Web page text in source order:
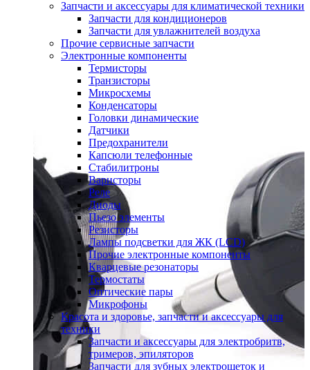
Запчасти и аксессуары для климатической техники
Запчасти для кондиционеров
Запчасти для увлажнителей воздуха
Прочие сервисные запчасти
Электронные компоненты
Термисторы
Транзисторы
Микросхемы
Конденсаторы
Головки динамические
Датчики
Предохранители
Капсюли телефонные
Стабилитроны
Варисторы
Реле
Диоды
Пьезо элементы
Резисторы
Лампы подсветки для ЖК (LCD)
Прочие электронные компоненты
Кварцевые резонаторы
Термостаты
Оптические пары
Микрофоны
Красота и здоровье, запчасти и аксессуары для
техники
Запчасти и аксессуары для электробритв,
тримеров, эпиляторов
Запчасти для зубных электрощеток и